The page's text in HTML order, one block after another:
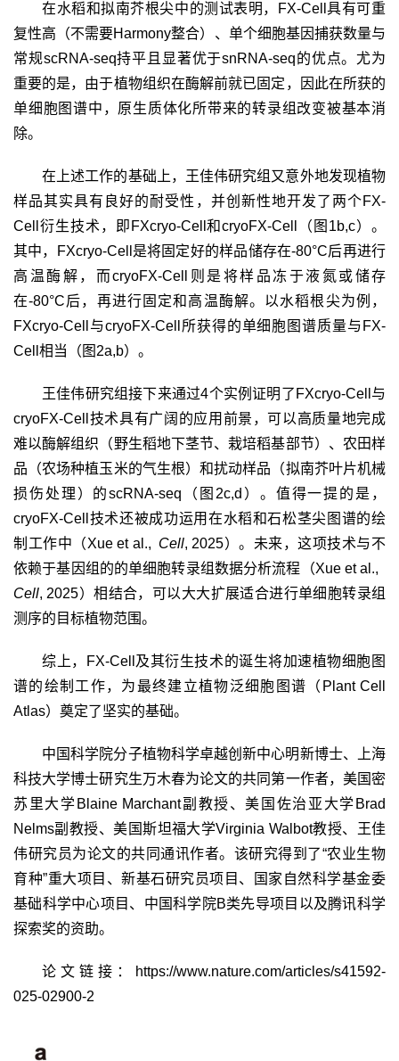
在水稻和拟南芥根尖中的测试表明， FX-Cell 具有可重
复性高（不需要Harmony整合）、单个细胞基因捕获数量与
常规scRNA-seq持平且显著优于snRNA-seq的优点。尤为
重要的是，由于植物组织在酶解前就已固定，因此在所获的
单细胞图谱中，原生质体化所带来的转录组改变被基本消
除。
在上述工作的基础上，王佳伟研究组又意外地发现植物
样品其实具有良好的耐受性，并创新性地开发了两个FX-
Cell 衍生技术，即 FXcryo-Cell 和cryoFX-Cell （图 1b,c）。
其中，
FXcryo-Cell 是将固定好的样品储存在-80°C后再进行
高温酶解，而cryoFX-Cell
则是将样品冻于液氮或储存
在-80°C后，再进行固定和高温酶解。以水稻根尖为例，
FXcryo-Cell 与cryoFX-Cell 所获得的单细胞图谱质量与 FX-
Cell 相当（图 2a,b）。
王佳伟研究组接下来通过4个实例证明了 FXcryo-Cell 与
cryoFX-Cell 技术具有广阔的应用前景，可以高质量地完成
难以酶解组织（野生稻地下茎节、栽培稻基部节）、农田样
品（农场种植玉米的气生根）和扰动样品（拟南芥叶片机械
损伤处理）的scRNA-seq （图 2c,d ）。值得一提的是，
cryoFX-Cell 技术还被成功运用在水稻和石松茎尖图谱的绘
制工作中（Xue et al., Cell, 2025）。未来，这项技术与不
依赖于基因组的的单细胞转录组数据分析流程（Xue et al.,
Cell, 2025）相结合，可以大大扩展适合进行单细胞转录组
测序的目标植物范围。
综上， FX-Cell 及其衍生技术的诞生将加速植物细胞图
谱的绘制工作，为最终建立植物泛细胞图谱（ Plant Cell
Atlas）奠定了坚实的基础。
中国科学院分子植物科学卓越创新中心明新博士、上海
科技大学博士研究生万木春为论文的共同第一作者，美国密
苏里大学 Blaine Marchant副教授、美国佐治亚大学 Brad
Nelms副教授、美国斯坦福大学Virginia Walbot教授、王佳
伟研究员为论文的共同通讯作者。该研究得到了“农业生物
育种”重大项目、新基石研究员项目、国家自然科学基金委
基础科学中心项目、中国科学院B类先导项目以及腾讯科学
探索奖的资助。
论文链接：
https://www.nature.com/articles/s41592-
025-02900-2